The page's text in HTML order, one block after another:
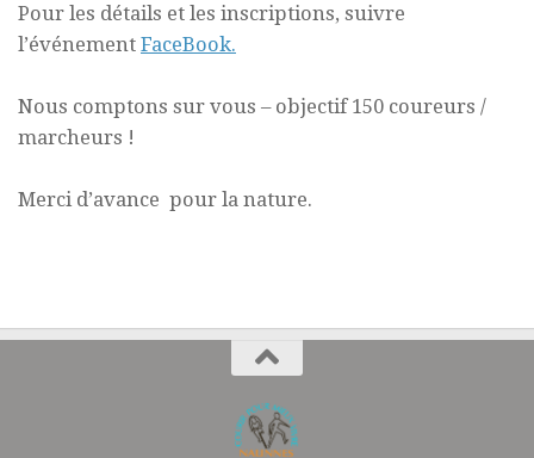
Pour les détails et les inscriptions, suivre
l’événement FaceBook.
Nous comptons sur vous – objectif 150 coureurs /
marcheurs !
Merci d’avance pour la nature.